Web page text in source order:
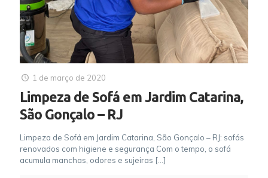
1 de março de 2020
Limpeza de Sofá em Jardim Catarina,
São Gonçalo – RJ
Limpeza de Sofá em Jardim Catarina, São Gonçalo – RJ: sofás
renovados com higiene e segurança Com o tempo, o sofá
acumula manchas, odores e sujeiras […]